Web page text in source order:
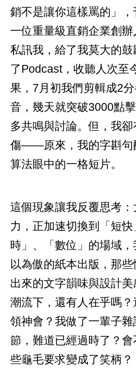
銷不是讓你這樣罵的」
一位重量級直銷企業創
私訊我，給了我莫大的
了Podcast，收聽人次至
果，7月初我們剪輯成2
音，幾天就突破3000點
多共鳴與討論。但，我
傷——原來，我的字斟句
算法眼中的一格短片。
這個現象讓我反覆思考
力，正加速切換到「短快
時」、「數位」的場域，
以為傲的紙本出版，那
出來的文字韻味與設計
潮流下，還有人在乎嗎
領神會？我做了一輩子
節，難道已經過時了？
些龜毛要求變成了笑柄？